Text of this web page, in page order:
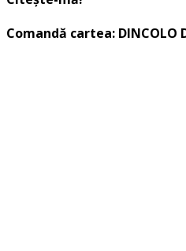
Comandă cartea: DINCOLO